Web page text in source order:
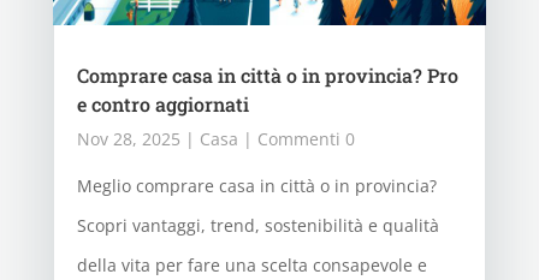
Comprare casa in città o in provincia? Pro
e contro aggiornati
Nov 28, 2025 | Casa | Commenti 0
Meglio comprare casa in città o in provincia?
Scopri vantaggi, trend, sostenibilità e qualità
della vita per fare una scelta consapevole e